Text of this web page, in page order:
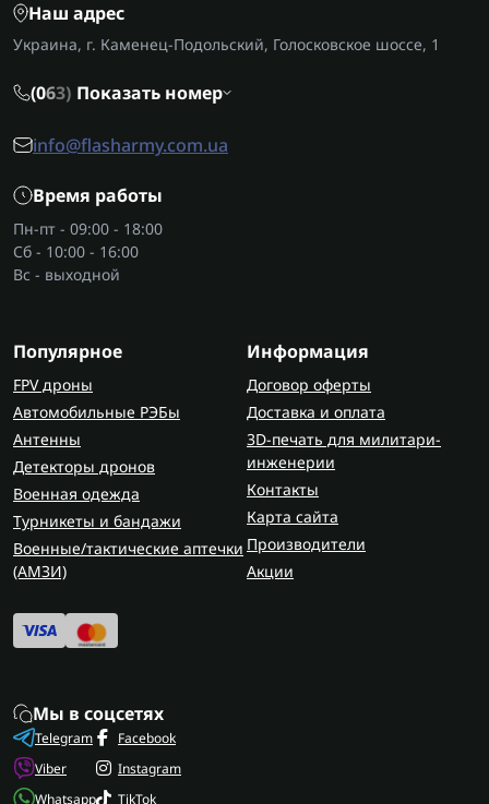
Наш адрес
Украина, г. Каменец-Подольский, Голосковское шоссе, 1
(063) Показать номер
info@flasharmy.com.ua
Время работы
Пн-пт - 09:00 - 18:00
Сб - 10:00 - 16:00
Вс - выходной
Популярное
FPV дроны
Автомобильные РЭБы
Антенны
Детекторы дронов
Военная одежда
Турникеты и бандажи
Военные/тактические аптечки
(AMЗИ)
Информация
Договор оферты
Доставка и оплата
3D-печать для милитари-
инженерии
Контакты
Карта сайта
Производители
Акции
Мы в соцсетях
Telegram
Viber
Whatsapp
Facebook
Instagram
TikTok